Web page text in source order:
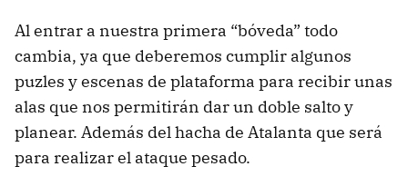
Al entrar a nuestra primera “bóveda” todo
cambia, ya que deberemos cumplir algunos
puzles y escenas de plataforma para recibir unas
alas que nos permitirán dar un doble salto y
planear. Además del hacha de Atalanta que será
para realizar el ataque pesado.